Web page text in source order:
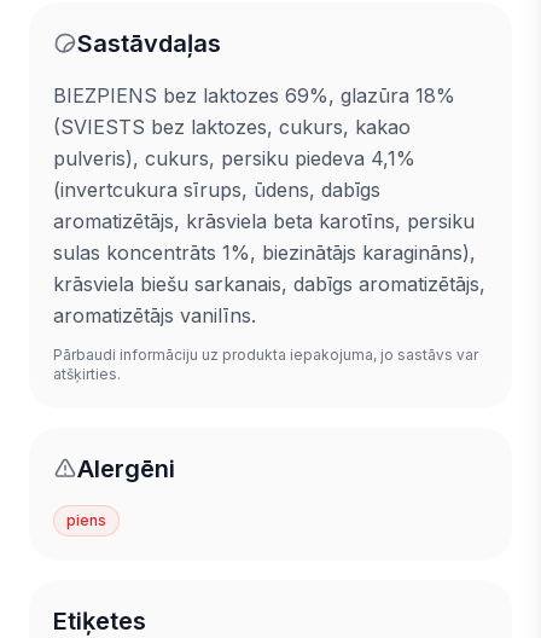
Sastāvdaļas
BIEZPIENS bez laktozes 69%, glazūra 18%
(SVIESTS bez laktozes, cukurs, kakao
pulveris), cukurs, persiku piedeva 4,1%
(invertcukura sīrups, ūdens, dabīgs
aromatizētājs, krāsviela beta karotīns, persiku
sulas koncentrāts 1%, biezinātājs karagināns),
krāsviela biešu sarkanais, dabīgs aromatizētājs,
aromatizētājs vanilīns.
Pārbaudi informāciju uz produkta iepakojuma, jo sastāvs var
atšķirties.
Alergēni
piens
Etiķetes